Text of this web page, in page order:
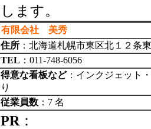
します。
有限会社 美秀
住所 ：北海道札幌市東区北１２条
TEL ：011-748-6056
得意な看板など：インクジェット
り
従業員数 ：7 名
PR ：